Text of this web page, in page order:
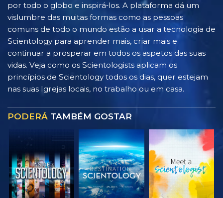
por todo o globo e inspirá‑los. A plataforma dá um
vislumbre das muitas formas como as pessoas
comuns de todo o mundo estão a usar a tecnologia de
Scientology para aprender mais, criar mais e
continuar a prosperar em todos os aspetos das suas
vidas. Veja como os Scientologists aplicam os
princípios de Scientology todos os dias, quer estejam
nas suas Igrejas locais, no trabalho ou em casa.
PODERÁ TAMBÉM GOSTAR